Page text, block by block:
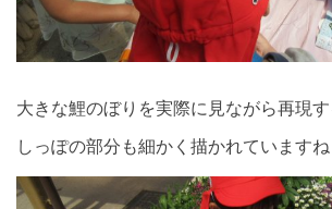
大きな鯉のぼりを実際に見ながら再現す
しっぽの部分も細かく描かれていますね